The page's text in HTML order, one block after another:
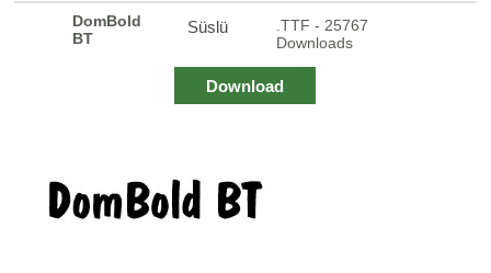
DomBold
BT
Süslü
.TTF - 25767
Downloads
Download